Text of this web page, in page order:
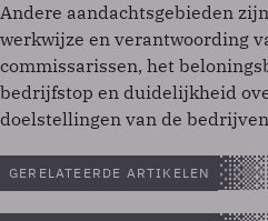
Andere aandachtsgebieden
werkwijze en verantwoording
commissarissen, het
bedrijfstop en duidelijkheid
doelstellingen van de
GERELATEERDE ARTIKELEN